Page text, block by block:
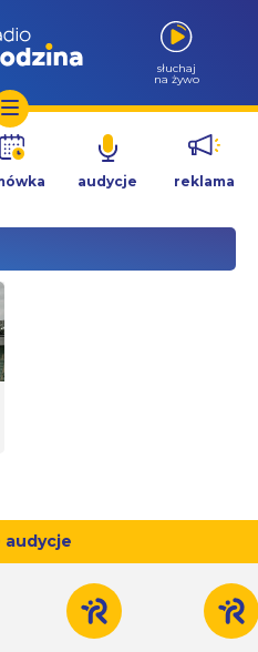
słuchaj
na żywo
audycje reklama
audycje